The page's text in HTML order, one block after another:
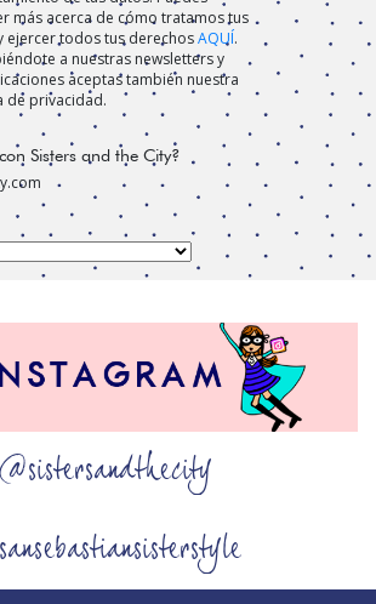
más acerca de cómo tratamos tus
ejercer todos tus derechosAQUÍ.
a nuestras newsletters y
aceptas también nuestra
de privacidad.
Sisters and the City?
@sistersandthecity